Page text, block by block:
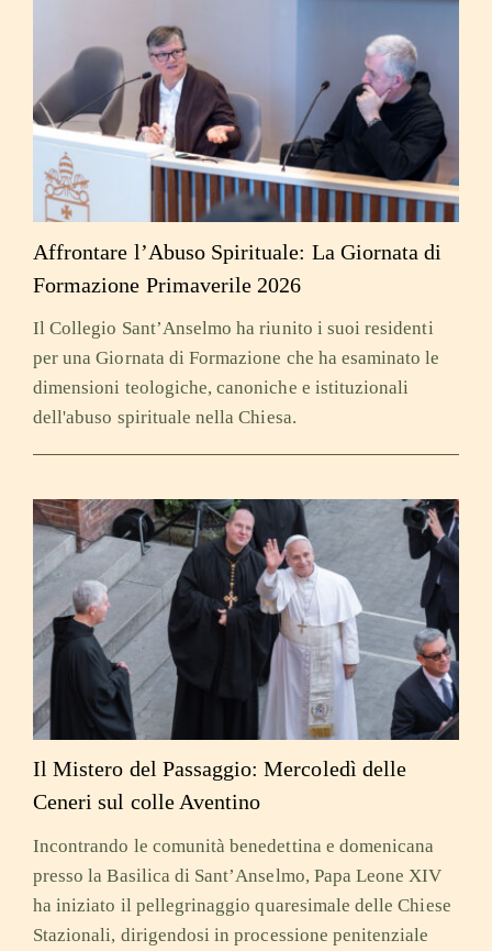
Affrontare l’Abuso Spirituale: La Giornata di
Formazione Primaverile 2026
Il Collegio Sant’Anselmo ha riunito i suoi residenti
per una Giornata di Formazione che ha esaminato le
dimensioni teologiche, canoniche e istituzionali
dell'abuso spirituale nella Chiesa.
Il Mistero del Passaggio: Mercoledì delle
Ceneri sul colle Aventino
Incontrando le comunità benedettina e domenicana
presso la Basilica di Sant’Anselmo, Papa Leone XIV
ha iniziato il pellegrinaggio quaresimale delle Chiese
Stazionali, dirigendosi in processione penitenziale